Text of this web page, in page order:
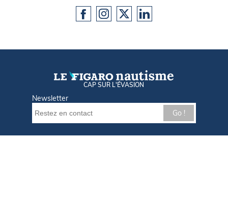
CAP SUR L'ÉVASION
Newsletter
Go !